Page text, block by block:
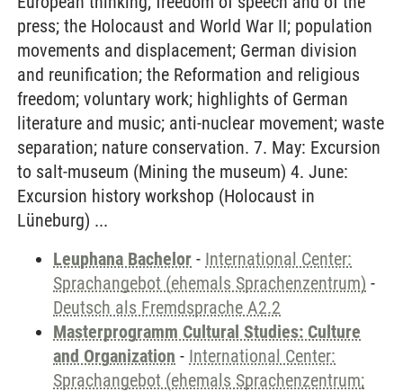
press; the Holocaust and World War II; population
movements and displacement; German division
and reunification; the Reformation and religious
freedom; voluntary work; highlights of German
literature and music; anti-nuclear movement; waste
separation; nature conservation. 7. May: Excursion
to salt-museum (Mining the museum) 4. June:
Excursion history workshop (Holocaust in
Lüneburg) ...
Leuphana Bachelor - International Center:
Sprachangebot (ehemals Sprachenzentrum) -
Deutsch als Fremdsprache A2.2
Masterprogramm Cultural Studies: Culture
and Organization - International Center:
Sprachangebot (ehemals Sprachenzentrum;